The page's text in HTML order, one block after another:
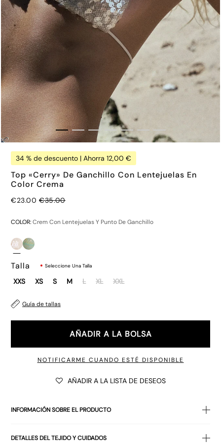
34 % de descuento | Ahorra 12,00 €
Top «Cerry» De Ganchillo Con Lentejuelas En
Color Crema
€23.00Precio normal
€35.00
COLOR:Crem Con Lentejuelas Y Punto De Ganchillo
Talla Seleccione Una Talla
XXS XS S M L XL XXL
Guía de tallas
AÑADIR A LA BOLSA
NOTIFICARME CUANDO ESTÉ DISPONIBLE
AÑADIR A LA LISTA DE DESEOS
INFORMACIÓN SOBRE EL PRODUCTO
halter ancho y un único lazo en la espalda. Confeccionado en
DETALLES DEL TEJIDO Y CUIDADOS
€64.00
€75.00